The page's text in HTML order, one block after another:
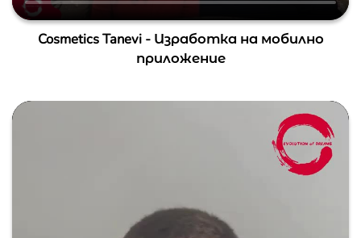
Cosmetics Tanevi - Изработка на мобилно
приложение